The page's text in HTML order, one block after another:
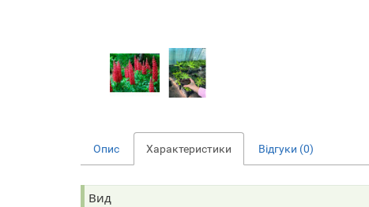
Опис Характеристики Відгуки (0)
Вид